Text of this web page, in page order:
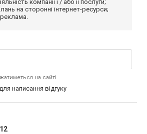
компанії і / або її послуги;
на сторонні інтернет-ресурси;
на сайті
написання відгуку